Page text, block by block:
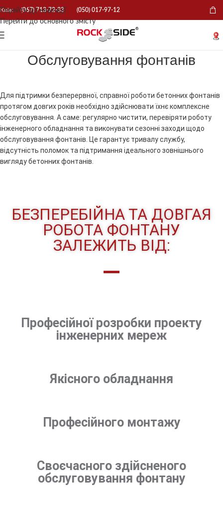
Перейти до навігації
Перейти до основного змісту
Київ: (067) 713-72-33 (050) 017-97-12
Обслуговування фонтанів
Для підтримки безперервної, справної роботи бетонних фонтанів
протягом довгих років необхідно здійснювати їхнє комплексне
обслуговування. А саме: регулярно чистити, перевіряти роботу
інженерного обладнання та виконувати сезонні заходи щодо
обслуговування фонтанів. Це гарантує тривалу службу,
відсутність поломок та підтримання ідеального зовнішнього
вигляду бетонних фонтанів.
БЕЗПЕРЕБІЙНА ТА ДОВГАЯ
РОБОТА ФОНТАНУ
ЗАЛЕЖИТЬ ВІД:
Професійної розробки проекту
інженерних мереж
Якісного обладнання
Професійного монтажу
Своєчасного здійсненого
обслуговування фонтану